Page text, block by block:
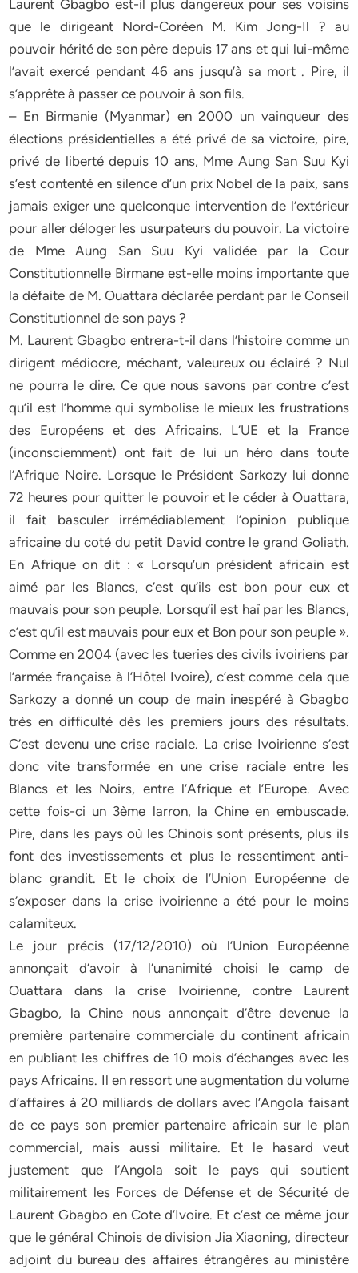
Laurent Gbagbo est-il plus dangereux pour ses voisins
que le dirigeant Nord-Coréen M. Kim Jong-Il ? au
pouvoir hérité de son père depuis 17 ans et qui lui-même
l’avait exercé pendant 46 ans jusqu’à sa mort . Pire, il
s’apprête à passer ce pouvoir à son fils.
– En Birmanie (Myanmar) en 2000 un vainqueur des
élections présidentielles a été privé de sa victoire, pire,
privé de liberté depuis 10 ans, Mme Aung San Suu Kyi
s’est contenté en silence d’un prix Nobel de la paix, sans
jamais exiger une quelconque intervention de l’extérieur
pour aller déloger les usurpateurs du pouvoir. La victoire
de Mme Aung San Suu Kyi validée par la Cour
Constitutionnelle Birmane est-elle moins importante que
la défaite de M. Ouattara déclarée perdant par le Conseil
Constitutionnel de son pays ?
M. Laurent Gbagbo entrera-t-il dans l’histoire comme un
dirigent médiocre, méchant, valeureux ou éclairé ? Nul
ne pourra le dire. Ce que nous savons par contre c’est
qu’il est l’homme qui symbolise le mieux les frustrations
des Européens et des Africains. L’UE et la France
(inconsciemment) ont fait de lui un héro dans toute
l’Afrique Noire. Lorsque le Président Sarkozy lui donne
72 heures pour quitter le pouvoir et le céder à Ouattara,
il fait basculer irrémédiablement l’opinion publique
africaine du coté du petit David contre le grand Goliath.
En Afrique on dit : « Lorsqu’un président africain est
aimé par les Blancs, c’est qu’ils est bon pour eux et
mauvais pour son peuple. Lorsqu’il est haï par les Blancs,
c’est qu’il est mauvais pour eux et Bon pour son peuple ».
Comme en 2004 (avec les tueries des civils ivoiriens par
l’armée française à l’Hôtel Ivoire), c’est comme cela que
Sarkozy a donné un coup de main inespéré à Gbagbo
très en difficulté dès les premiers jours des résultats.
C’est devenu une crise raciale. La crise Ivoirienne s’est
donc vite transformée en une crise raciale entre les
Blancs et les Noirs, entre l’Afrique et l’Europe. Avec
cette fois-ci un 3ème larron, la Chine en embuscade.
Pire, dans les pays où les Chinois sont présents, plus ils
font des investissements et plus le ressentiment anti-
blanc grandit. Et le choix de l’Union Européenne de
s’exposer dans la crise ivoirienne a été pour le moins
calamiteux.
Le jour précis (17/12/2010) où l’Union Européenne
annonçait d’avoir à l’unanimité choisi le camp de
Ouattara dans la crise Ivoirienne, contre Laurent
Gbagbo, la Chine nous annonçait d’être devenue la
première partenaire commerciale du continent africain
en publiant les chiffres de 10 mois d’échanges avec les
pays Africains. Il en ressort une augmentation du volume
d’affaires à 20 milliards de dollars avec l’Angola faisant
de ce pays son premier partenaire africain sur le plan
commercial, mais aussi militaire. Et le hasard veut
justement que l’Angola soit le pays qui soutient
militairement les Forces de Défense et de Sécurité de
Laurent Gbagbo en Cote d’Ivoire. Et c’est ce même jour
que le général Chinois de division Jia Xiaoning, directeur
adjoint du bureau des affaires étrangères au ministère